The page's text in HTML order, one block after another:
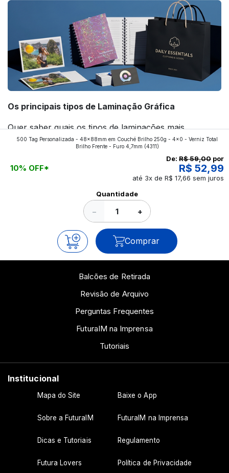
Os principais tipos de Laminação Gráfica
Quer saber quais os tipos de laminações mais
aplicados nos impressos da gráfica FuturaIM? Então,
continue a leitura que vamos revelar para você!
500 Tag Personalizada - 48x88mm em Couché Brilho 250g - 4x0 - Verniz Total
Brilho Frente - Furo 4,7mm (4311)
10% OFF*
De: R$ 59,00 por
R$ 52,99
até 3x de R$ 17,66 sem juros
Quantidade
− +
Comprar
Balcões de Retirada
Revisão de Arquivo
Perguntas Frequentes
FuturaIM na Imprensa
Tutoriais
Institucional
Mapa do Site Baixe o App
Sobre a FuturaIM FuturaIM na Imprensa
Dicas e Tutoriais Regulamento
Futura Lovers Política de Privacidade